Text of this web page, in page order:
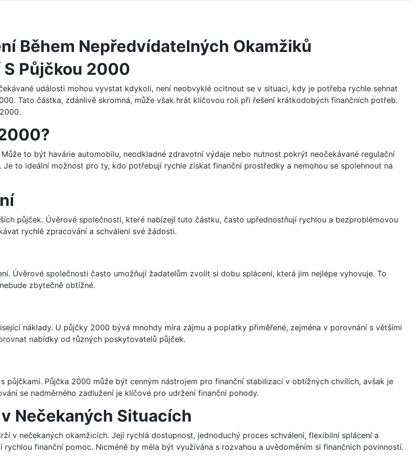
Během Nepředvídatelných Okamžiků
Půjčkou 2000
události mohou vyvstat kdykoli, není neobvyklé ocitnout se v situaci, kdy je potřeba rychle sehnat
Tato částka, zdánlivě skromná, může však hrát klíčovou roli při řešení krátkodobých finančních potřeb.
to být havárie automobilu, neodkladné zdravotní výdaje nebo nutnost pokrýt neočekávané regulační
to ideální možnost pro ty, kdo potřebují rychle získat finanční prostředky a nemohou se spolehnout na
půjček. Úvěrové společnosti, které nabízejí tuto částku, často upřednostňují rychlou a bezproblémovou
rychlé zpracování a schválení své žádosti.
Úvěrové společnosti často umožňují žadatelům zvolit si dobu splácení, která jim nejlépe vyhovuje. To
zbytečně obtížné.
náklady. U půjčky 2000 bývá mnohdy míra zájmu a poplatky přiměřené, zejména v porovnání s většími
nabídky od různých poskytovatelů půjček.
půjčkami. Půjčka 2000 může být cenným nástrojem pro finanční stabilizaci v obtížných chvílích, avšak je
se nadměrného zadlužení je klíčové pro udržení finanční pohody.
Nečekaných Situacích
v nečekaných okamžicích. Její rychlá dostupnost, jednoduchý proces schválení, flexibilní splácení a
finanční pomoc. Nicméně by měla být využívána s rozvahou a uvědoměním si finančních povinností.